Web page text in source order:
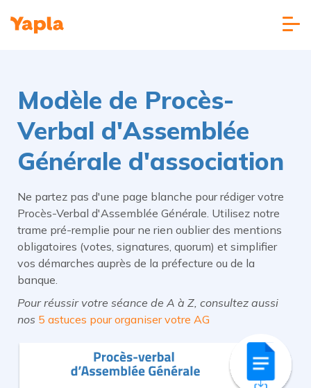
Modèle de Procès-
Verbal d'Assemblée
Générale d'association
Ne partez pas d'une page blanche pour rédiger votre
Procès-Verbal d'Assemblée Générale. Utilisez notre
trame pré-remplie pour ne rien oublier des mentions
obligatoires (votes, signatures, quorum) et simplifier
vos démarches auprès de la préfecture ou de la
banque.
Pour réussir votre séance de A à Z, consultez aussi
nos 5 astuces pour organiser votre AG